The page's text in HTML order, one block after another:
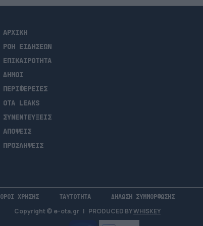
ΑΡΧΙΚΗ
ΡΟΗ ΕΙΔΗΣΕΩΝ
ΕΠΙΚΑΙΡΟΤΗΤΑ
ΔΗΜΟΙ
ΠΕΡΙΦΕΡΕΙΕΣ
OTA LEAKS
ΣΥΝΕΝΤΕΥΞΕΙΣ
ΑΠΟΨΕΙΣ
ΠΡΟΣΛΗΨΕΙΣ
ΟΡΟΙ ΧΡΗΣΗΣ ΤΑΥΤΟΤΗΤΑ ΔΗΛΩΣΗ ΣΥΜΜΟΡΦΩΣΗΣ
Copyright © e-ota.gr | PRODUCED BYWHISKEY